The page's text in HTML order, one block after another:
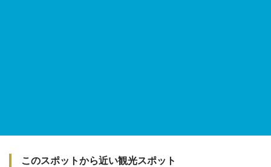
このスポットから近い観光スポット